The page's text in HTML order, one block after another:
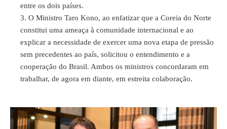
entre os dois países.
O Ministro Taro Kono, ao enfatizar que a Coreia do Norte
constitui uma ameaça à comunidade internacional e ao
explicar a necessidade de exercer uma nova etapa de pressão
sem precedentes ao país, solicitou o entendimento e a
cooperação do Brasil. Ambos os ministros concordaram em
trabalhar, de agora em diante, em estreita colaboração.